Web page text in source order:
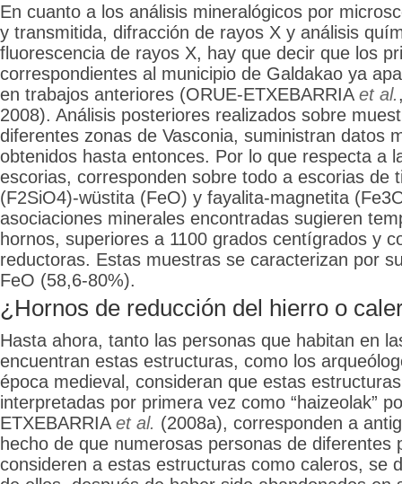
En cuanto a los análisis mineralógicos por
y transmitida, difracción de rayos X y análisis
fluorescencia de rayos X, hay que decir que los
correspondientes al municipio de Galdakao ya
en trabajos anteriores (ORUE-ETXEBARRIA et al.
2008). Análisis posteriores realizados sobre
diferentes zonas de Vasconia, suministran datos
obtenidos hasta entonces. Por lo que respecta a
escorias, corresponden sobre todo a escorias de
(F2SiO4)-wüstita (FeO) y fayalita-magnetita
asociaciones minerales encontradas sugieren
hornos, superiores a 1100 grados centígrados y
reductoras. Estas muestras se caracterizan por
FeO (58,6-80%).
¿Hornos de reducción del hierro o
Hasta ahora, tanto las personas que habitan en
encuentran estas estructuras, como los
época medieval, consideran que estas
interpretadas por primera vez como “haizeolak”
ETXEBARRIA et al. (2008a), corresponden a
hecho de que numerosas personas de diferentes
consideren a estas estructuras como caleros, se